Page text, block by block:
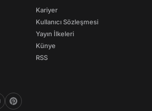
Kariyer
Kullanıcı Sözleşmesi
Yayın İlkeleri
Künye
RSS